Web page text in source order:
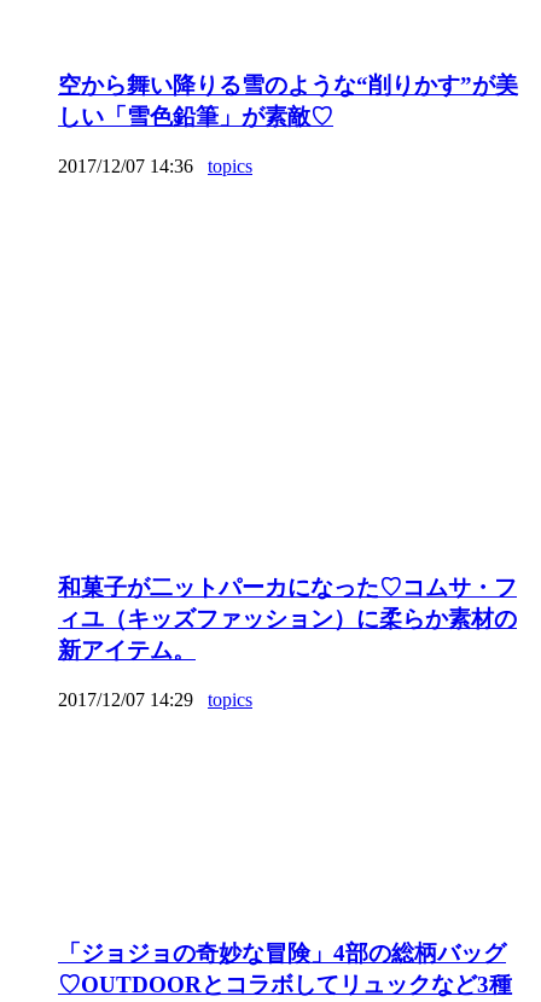
空から舞い降りる雪のような“削りかす”が美
しい「雪色鉛筆」が素敵♡
2017/12/07 14:36 topics
和菓子が二ットパーカになった♡コムサ・フ
ィユ（キッズファッション）に柔らか素材の
新アイテム。
2017/12/07 14:29 topics
「ジョジョの奇妙な冒険」4部の総柄バッグ
♡OUTDOORとコラボしてリュックなど3種